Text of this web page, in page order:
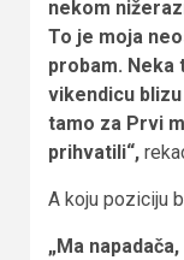
nekom
To je moja
probam.
vikendicu
tamo za Prvi
prihvatili“,
A koju poziciju
„Ma